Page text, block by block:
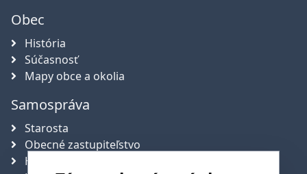
Obec
História
Súčasnosť
Mapy obce a okolia
Samospráva
Starosta
Obecné zastupiteľstvo
Hlavný kontrolór obce